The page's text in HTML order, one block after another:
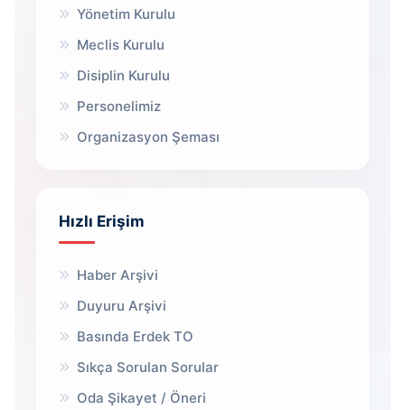
Yönetim Kurulu
Meclis Kurulu
Disiplin Kurulu
Personelimiz
Organizasyon Şeması
Hızlı Erişim
Haber Arşivi
Duyuru Arşivi
Basında Erdek TO
Sıkça Sorulan Sorular
Oda Şikayet / Öneri